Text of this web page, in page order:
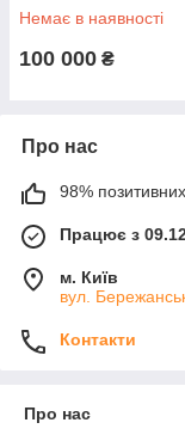
Немає в наявності
100 000 ₴
Про нас
98% позитивних
Працює з
м. Київ
вул.
Контакти
Про нас